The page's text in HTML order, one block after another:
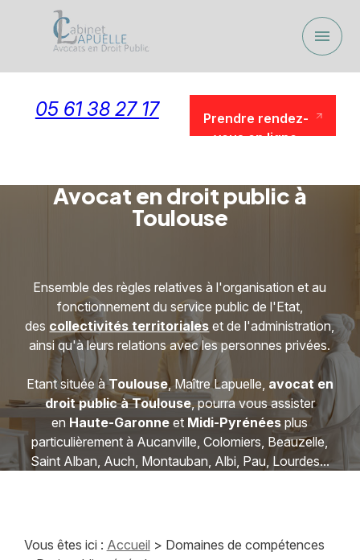
menu
05 61 38 27 17
Prendre rendez-
vous en ligne
Avocat en droit public à
Toulouse
Ensemble des règles relatives à l'organisation et au
fonctionnement du service public de l'Etat,
des collectivités territoriales et de l'administration,
ainsi qu'à leurs relations avec les personnes privées.
Etant située àToulouse, Maître Lapuelle, avocat en
droit public à Toulouse, pourra vous assister
en Haute-Garonne et Midi-Pyrénéesplus
particulièrement à Aucanville, Colomiers, Beauzelle,
Saint Alban, Auch, Montauban, Albi, Pau, Lourdes...
Vous êtes ici : Accueil > Domaines de compétences
Panneau de gestion des cookies